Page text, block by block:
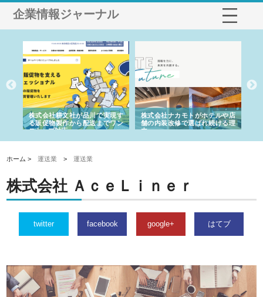
企業情報ジャーナル
株式会社耕文社が品川で実現す
る販促物製作から配送までワン
ストップ対応
株式会社ナカモトがホテルや店
舗の内装改修で選ばれ続ける理
由
ホーム >運送業 >運送業
株式会社 ＡｃｅＬｉｎｅｒ
twitter facebook google+ はてブ